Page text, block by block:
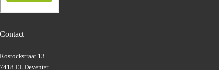
Contact
Rostockstraat 13
7418 EL Deventer